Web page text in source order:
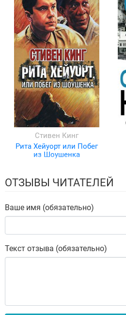
Стивен Кинг
Рита Хейуорт или Побег
из Шоушенка
ОТЗЫВЫ ЧИТАТЕЛЕЙ
Ваше имя (обязательно)
Текст отзыва (обязательно)